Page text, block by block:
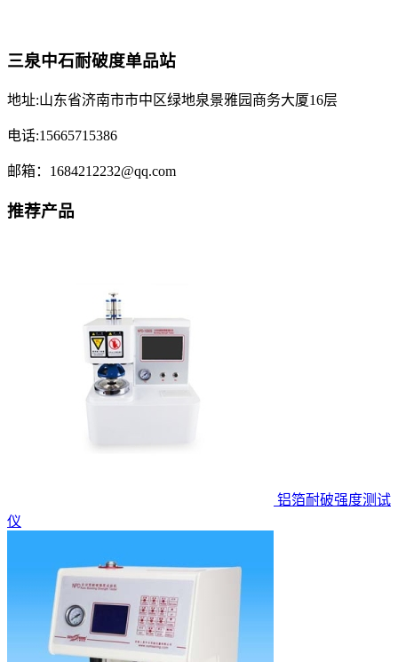
三泉中石耐破度单品站
地址:山东省济南市市中区绿地泉景雅园商务大厦16层
电话:15665715386
邮箱：1684212232@qq.com
推荐产品
铝箔耐破强度测试
仪